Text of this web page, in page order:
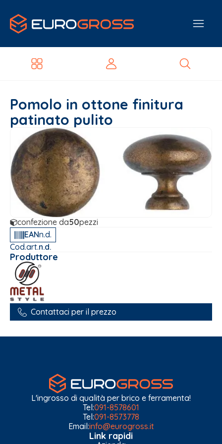
Pomolo in ottone finitura
patinato pulito
confezione da50pezzi
EANn.d.
Cod.art.n.d.
Produttore
Contattaci per il prezzo
L'ingrosso di qualità per brico e ferramenta!
Tel:091-8578601
Tel:091-8573778
Email:info@eurogross.it
Link rapidi